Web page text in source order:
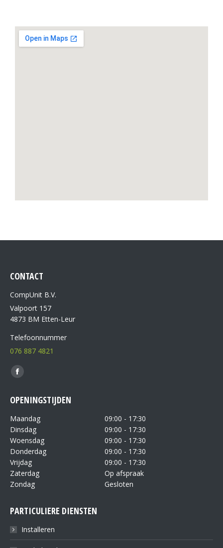
CONTACT
CompUnit B.V.
Valpoort 157
4873 BM Etten-Leur
Telefoonnummer
076 887 4821
Vind ons op:
OPENINGSTIJDEN
Maandag
09:00 - 17:30
Dinsdag
09:00 - 17:30
Woensdag
09:00 - 17:30
Donderdag
09:00 - 17:30
Vrijdag
09:00 - 17:30
Zaterdag
Op afspraak
Zondag
Gesloten
PARTICULIERE DIENSTEN
Installeren